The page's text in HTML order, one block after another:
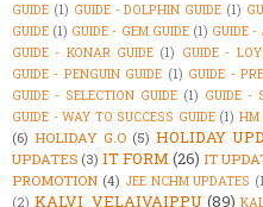
GUIDE (1) GUIDE - DOLPHIN GUIDE (1)
GUIDE (1) GUIDE - GEM GUIDE (1) GUIDE -
GUIDE - KONAR GUIDE (1) GUIDE -
GUIDE - PENGUIN GUIDE (1) GUIDE -
GUIDE - SELECTION GUIDE (1) GUIDE -
GUIDE - WAY TO SUCCESS GUIDE (1) HM
(6) HOLIDAY G.O (5) HOLIDAY
UPDATES (3) IT FORM (26) IT
PROMOTION (4) JEE NCHM UPDATES
(2) KALVI_VELAIVAIPPU (89)